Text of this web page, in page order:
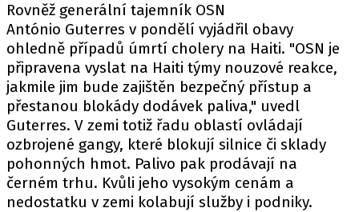
Rovněž generální tajemník OSN
António Guterres v pondělí vyjádřil obavy
ohledně případů úmrtí cholery na Haiti. "OSN je
připravena vyslat na Haiti týmy nouzové reakce,
jakmile jim bude zajištěn bezpečný přístup a
přestanou blokády dodávek paliva," uvedl
Guterres. V zemi totiž řadu oblastí ovládají
ozbrojené gangy, které blokují silnice či sklady
pohonných hmot. Palivo pak prodávají na
černém trhu. Kvůli jeho vysokým cenám a
nedostatku v zemi kolabují služby i podniky.